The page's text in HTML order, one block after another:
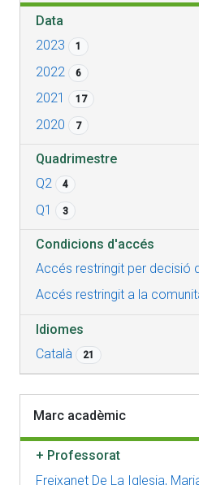
Data
2023
1
2022 6
2021 17
2020 7
Quadrimestre
Q2
4
Q1 3
Condicions d'accés
Accés restringit per decisió
Accés restringit a la
Idiomes
Català
21
Marc acadèmic
+ Professorat
Freixanet De La Iglesia,